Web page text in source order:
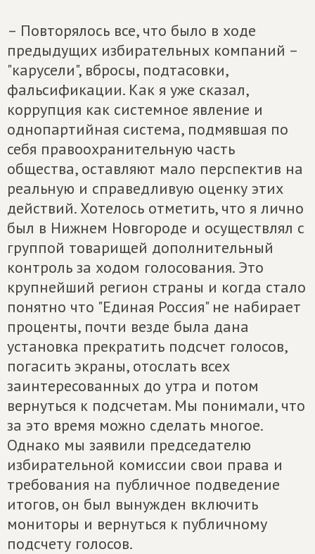
– Повторялось все, что было в ходе
предыдущих избирательных компаний –
"карусели", вбросы, подтасовки,
фальсификации. Как я уже сказал,
коррупция как системное явление и
однопартийная система, подмявшая по
себя правоохранительную часть
общества, оставляют мало перспектив на
реальную и справедливую оценку этих
действий. Хотелось отметить, что я лично
был в Нижнем Новгороде и осуществлял с
группой товарищей дополнительный
контроль за ходом голосования. Это
крупнейший регион страны и когда стало
понятно что "Единая Россия" не набирает
проценты, почти везде была дана
установка прекратить подсчет голосов,
погасить экраны, отослать всех
заинтересованных до утра и потом
вернуться к подсчетам. Мы понимали, что
за это время можно сделать многое.
Однако мы заявили председателю
избирательной комиссии свои права и
требования на публичное подведение
итогов, он был вынужден включить
мониторы и вернуться к публичному
подсчету голосов.